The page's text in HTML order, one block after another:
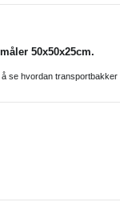
50x50x25cm.
å se hvordan